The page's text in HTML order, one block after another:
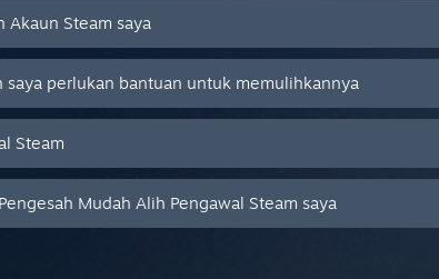
Akaun Steam saya
saya perlukan bantuan untuk memulihkannya
Steam
Mudah Alih Pengawal Steam saya